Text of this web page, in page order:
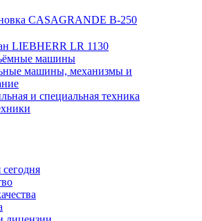
CASAGRANDE B-250
LIEBHERR LR 1130
машины
машины, механизмы и
и специальная техника